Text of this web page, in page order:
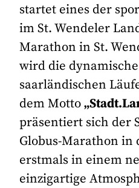
startet eines der
im St. Wendeler
Marathon in St.
wird die
saarländischen
dem Motto
präsentiert sich der
Globus-Marathon in
erstmals in einem
einzigartige